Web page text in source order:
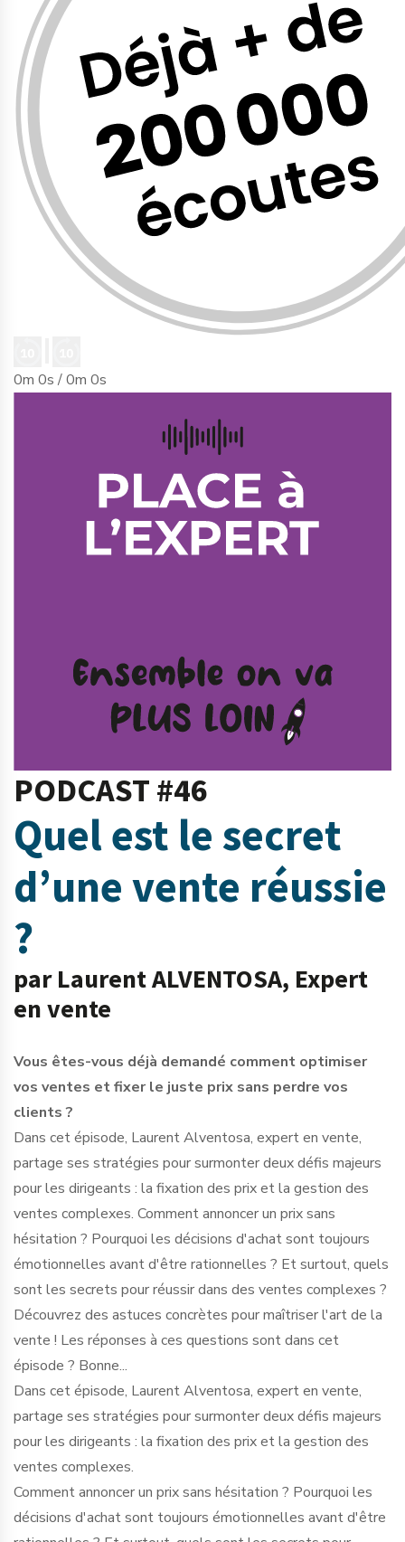
0m 0s /0m 0s
PODCAST #46
Quel est le secret
d’une vente réussie
?
par Laurent ALVENTOSA, Expert
en vente
Vous êtes-vous déjà demandé comment optimiser
vos ventes et fixer le juste prix sans perdre vos
clients ?
Dans cet épisode, Laurent Alventosa, expert en vente,
partage ses stratégies pour surmonter deux défis majeurs
pour les dirigeants : la fixation des prix et la gestion des
ventes complexes. Comment annoncer un prix sans
hésitation ? Pourquoi les décisions d'achat sont toujours
émotionnelles avant d'être rationnelles ? Et surtout, quels
sont les secrets pour réussir dans des ventes complexes ?
Découvrez des astuces concrètes pour maîtriser l'art de la
vente ! Les réponses à ces questions sont dans cet
épisode ? Bonne...
Dans cet épisode, Laurent Alventosa, expert en vente,
partage ses stratégies pour surmonter deux défis majeurs
pour les dirigeants : la fixation des prix et la gestion des
ventes complexes.
Comment annoncer un prix sans hésitation ? Pourquoi les
décisions d'achat sont toujours émotionnelles avant d'être